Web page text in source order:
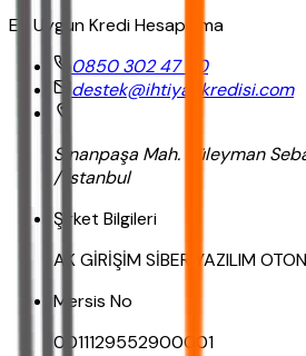
En Uygun Kredi Hesaplama
0850 302 47 90
destek@ihtiyackredisi.com
Sinanpaşa Mah. Süleyman
/ İstanbul
Şirket Bilgileri
AK GİRİŞİM SİBER YAZILIM
Mersis No
0011129552900001